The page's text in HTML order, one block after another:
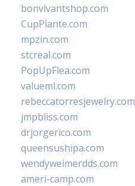
bonvivantshop.com
CupPlante.com
mpzin.com
stcreal.com
PopUpFlea.com
valueml.com
rebeccatorresjewelry.com
jmpbliss.com
drjorgerico.com
queensushipa.com
wendyweimerdds.com
ameri-camp.com